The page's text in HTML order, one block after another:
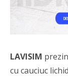
LAVISIM
cu cauciuc